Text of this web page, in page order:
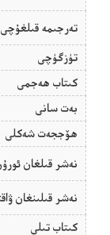
تەرجىمە قىلغۇچى
تۈزگۈچى
كىتاب ھەجمى
بەت سانى
ھۆججەت شەكلى
نەشر قىلغان
نەشر قىلىنغان
كىتاب تىلى